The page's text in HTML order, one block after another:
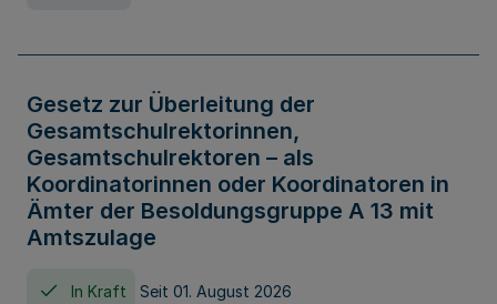
Gesetz zur Überleitung der
Gesamtschulrektorinnen,
Gesamtschulrektoren – als
Koordinatorinnen oder Koordinatoren in
Ämter der Besoldungsgruppe A 13 mit
Amtszulage
In Kraft Seit 01. August 2026